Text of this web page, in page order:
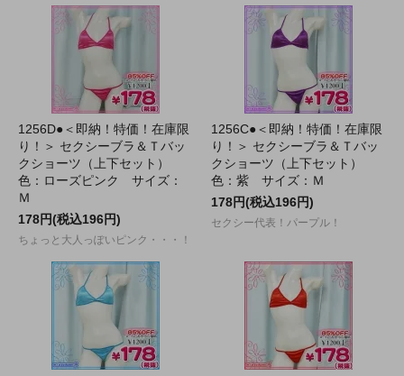
1256D●＜即納！特価！在庫限
り！＞ セクシーブラ＆Ｔバッ
クショーツ（上下セット）
色：ローズピンク サイズ：
Ｍ
178円(税込196円)
ちょっと大人っぽいピンク・・・！
1256C●＜即納！特価！在庫限
り！＞ セクシーブラ＆Ｔバッ
クショーツ（上下セット）
色：紫 サイズ：Ｍ
178円(税込196円)
セクシー代表！パープル！